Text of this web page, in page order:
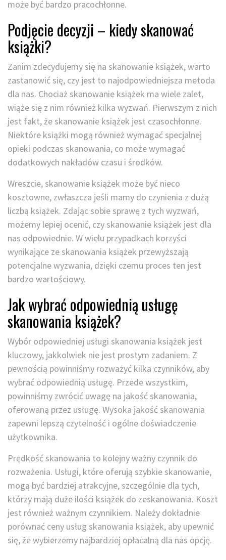
może być bardzo pracochłonne.
Podjęcie decyzji – kiedy skanować
książki?
Zanim zdecydujemy się na skanowanie książek, warto
zastanowić się, czy jest to najodpowiedniejsza metoda
dla nas. Chociaż skanowanie książek ma wiele zalet,
wiąże się z nim również kilka wyzwań. Pierwszym z nich
jest fakt, że skanowanie książek jest czasochłonne.
Niektóre książki mogą również wymagać specjalnej
opieki podczas skanowania, co może wymagać
dodatkowych nakładów czasu i środków.
Wreszcie, skanowanie książek może być nieco
kosztowne, zwłaszcza jeśli mamy do czynienia z dużą
liczbą książek. Zdając sobie sprawę z tych wyzwań,
możemy lepiej ocenić, czy skanowanie książek jest dla
nas odpowiednie. W wielu przypadkach korzyści
wynikające ze skanowania książek przewyższają
potencjalne wyzwania, dzięki czemu proces ten jest
bardzo wartościowy.
Jak wybrać odpowiednią usługę
skanowania książek?
Wybór odpowiedniej usługi skanowania książek jest
kluczowy, jakkolwiek nie jest prostym zadaniem. Z
pewnością powinniśmy rozważyć kilka czynników, aby
wybrać odpowiednią usługę. Przede wszystkim,
powinniśmy zwrócić uwagę na jakość skanowania,
oferowaną przez usługę. Wysoka jakość skanowania
zapewni lepszą czytelność i ogólne doświadczenie
użytkownika.
Prędkość skanowania to kolejny ważny czynnik do
rozważenia. Usługi, które oferują szybkie skanowanie,
mogą być bardziej atrakcyjne, szczególnie dla tych,
którzy mają duże ilości książek do zeskanowania. Koszt
jest również ważnym czynnikiem. Należy dokładnie
porównać ceny usług skanowania książek, aby upewnić
się, że wybierzemy najbardziej opłacalną dla nas opcję.